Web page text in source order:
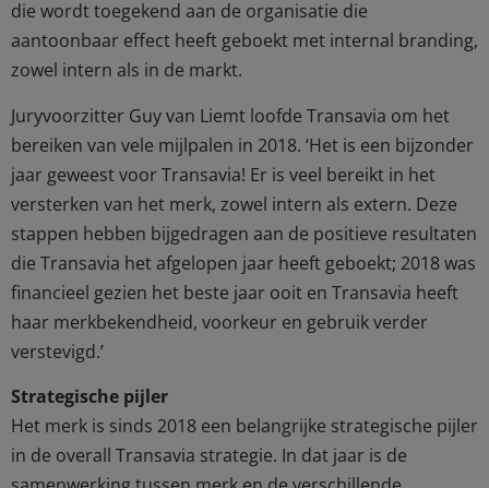
die wordt toegekend aan de organisatie die
aantoonbaar effect heeft geboekt met internal branding,
zowel intern als in de markt.
Juryvoorzitter Guy van Liemt loofde Transavia om het
bereiken van vele mijlpalen in 2018. ‘Het is een bijzonder
jaar geweest voor Transavia! Er is veel bereikt in het
versterken van het merk, zowel intern als extern. Deze
stappen hebben bijgedragen aan de positieve resultaten
die Transavia het afgelopen jaar heeft geboekt; 2018 was
financieel gezien het beste jaar ooit en Transavia heeft
haar merkbekendheid, voorkeur en gebruik verder
verstevigd.’
Strategische pijler
Het merk is sinds 2018 een belangrijke strategische pijler
in de overall Transavia strategie. In dat jaar is de